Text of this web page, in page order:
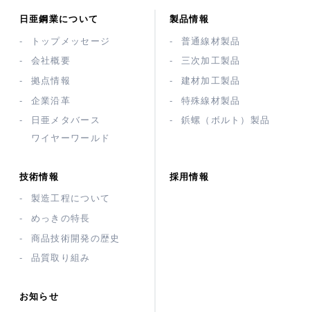
日亜鋼業について
トップメッセージ
会社概要
拠点情報
企業沿革
日亜メタバース
ワイヤーワールド
製品情報
普通線材製品
三次加工製品
建材加工製品
特殊線材製品
鋲螺（ボルト）製品
技術情報
製造工程について
めっきの特長
商品技術開発の歴史
品質取り組み
採用情報
お知らせ